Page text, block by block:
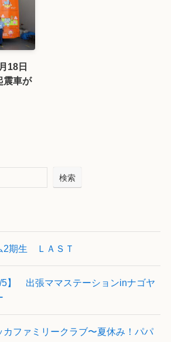
18日
震車が
検索
2期生 ＬＡＳＴ
】 出張ママステーションinナゴヤ
カファミリークラブ〜夏休み！パパ